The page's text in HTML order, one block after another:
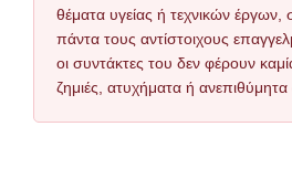
θέματα υγείας ή τεχνικών έργων,
πάντα τους αντίστοιχους
οι συντάκτες του δεν φέρουν
ζημιές, ατυχήματα ή